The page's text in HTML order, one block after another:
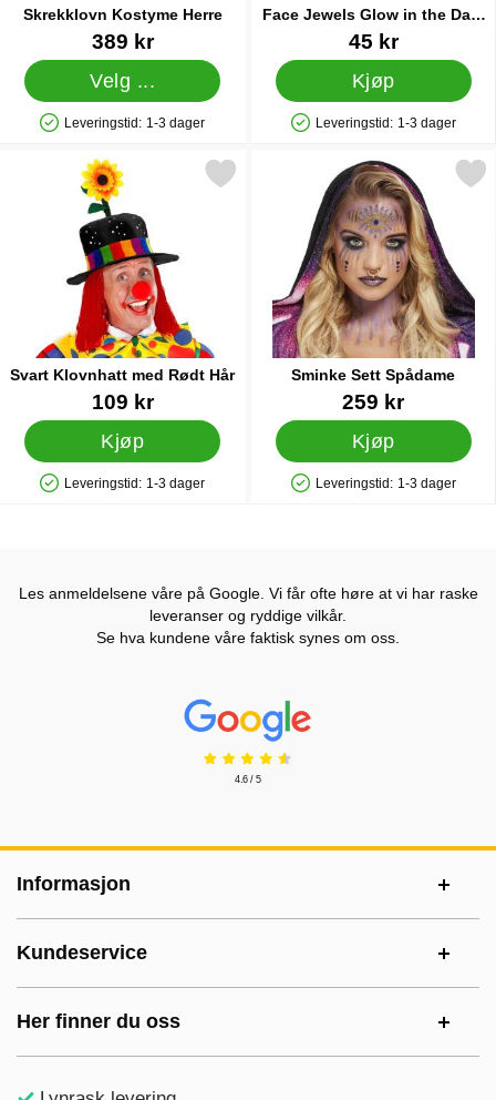
Skrekklovn Kostyme Herre
Varenummer 84514
389 kr
Velg ...
Produkttilgjengelighet: På lager
Leveringstid: 1-3 dager
Face Jewels Glow in the Dark
A
Varenummer 86815
45 kr
Kjøp
Produkttilgjengelighet: På lager
Leveringstid: 1-3 dager
Svart Klovnhatt med Rødt Hår
Varenummer 44151
109 kr
Kjøp
Produkttilgjengelighet: På lager
Leveringstid: 1-3 dager
Merk svart Klovnhatt med Rødt Hår som favoritt
Sminke Sett Spådame
Varenummer 39758
259 kr
Kjøp
Produkttilgjengelighet: På lager
Leveringstid: 1-3 dager
Merk sminke Sett
Les anmeldelsene våre på Google. Vi får ofte høre at vi har raske
leveranser og ryddige vilkår.
Se hva kundene våre faktisk synes om oss.
Prisjakt Vurdering: 4.6 Stjerne
4.6 / 5
Informasjon
Kundeservice
Her finner du oss